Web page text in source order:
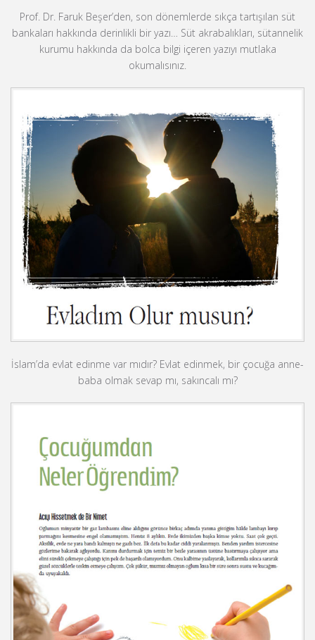
Prof. Dr. Faruk Beşer’den, son dönemlerde sıkça tartışılan süt
bankaları hakkında derinlikli bir yazı… Süt akrabalıkları, sütannelik
kurumu hakkında da bolca bilgi içeren yazıyı mutlaka
okumalısınız.
İslam’da evlat edinme var mıdır? Evlat edinmek, bir çocuğa anne-
baba olmak sevap mı, sakıncalı mı?